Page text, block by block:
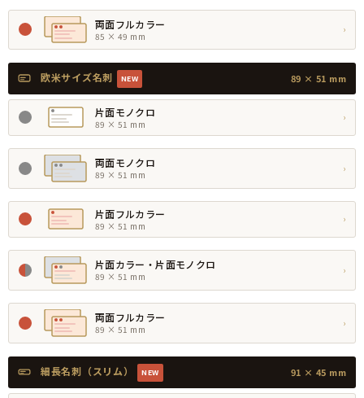
両面フルカラー
85 × 49 mm
›
欧米サイズ名刺 NEW 89 × 51 mm
片面モノクロ
89 × 51 mm
›
両面モノクロ
89 × 51 mm
›
片面フルカラー
89 × 51 mm
›
片面カラー・片面モノクロ
89 × 51 mm
›
両面フルカラー
89 × 51 mm
›
細長名刺（スリム） NEW 91 × 45 mm